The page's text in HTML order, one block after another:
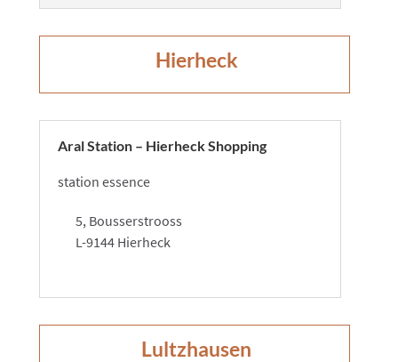
​Hierheck
Aral Station – Hierheck Shopping
station essence​​
5, Bousserstrooss
L-9144 Hierheck
​Lultzhausen